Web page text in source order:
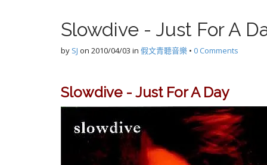
Slowdive - Just For A
by SJ on 2010/04/03 in 假文青聽音樂 • 0 Comments
Slowdive - Just For A Day